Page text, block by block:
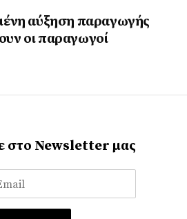
αύξηση παραγωγής
οι παραγωγοί
στο Newsletter μας